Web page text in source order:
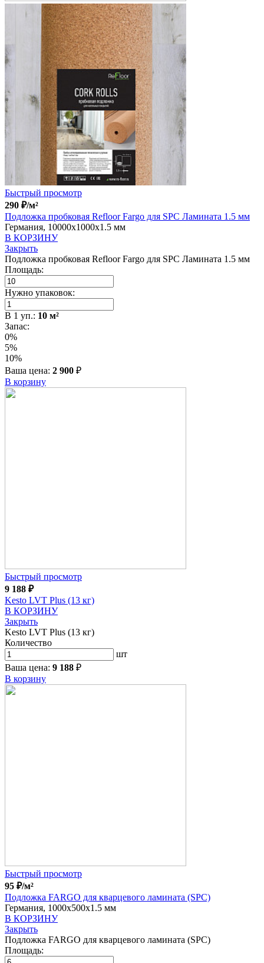
Быстрый просмотр
290 ₽/м²
Подложка пробковая Refloor Fargo для SPC Ламината 1.5 мм
Германия, 10000x1000x1.5 мм
В КОРЗИНУ
Закрыть
Подложка пробковая Refloor Fargo для SPC Ламината 1.5 мм
Площадь:
Нужно упаковок:
В 1 уп.: 10 м²
Запас:
0%
5%
10%
Ваша цена: 2 900 ₽
В корзину
Быстрый просмотр
9 188 ₽
Kesto LVT Plus (13 кг)
В КОРЗИНУ
Закрыть
Kesto LVT Plus (13 кг)
Количество
шт
Ваша цена: 9 188 ₽
В корзину
Быстрый просмотр
95 ₽/м²
Подложка FARGO для кварцевого ламината (SPC)
Германия, 1000x500x1.5 мм
В КОРЗИНУ
Закрыть
Подложка FARGO для кварцевого ламината (SPC)
Площадь: